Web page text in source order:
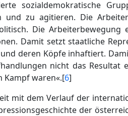
sozialdemokratische
und zu agitieren. Die
Die
Damit setzt staatliche
deren Köpfe inhaftiert.
nicht das Resultat
Kampf waren«.[6]
mit dem Verlauf der
der